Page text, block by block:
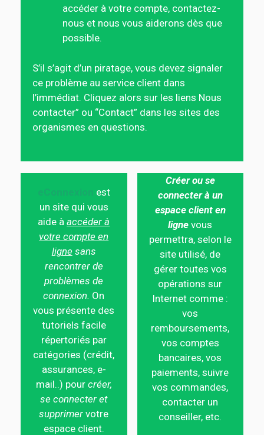
accéder à votre compte, contactez-
nous et nous vous aiderons dès que
possible.
S’il s’agit d’un piratage, vous devez signaler
ce problème au service client dans
l’immédiat. Cliquez alors sur les liens Nous
contacter” ou “Contact” dans les sites des
organismes en questions.
est
un site qui vous
aide àaccéder à
votre compte en
ligne sans
rencontrer de
problèmes de
connexion. On
vous présente des
tutoriels facile
répertoriés par
catégories (crédit,
assurances, e-
mail..) pour créer,
se connecter et
supprimer votre
espace client.
Créer ou se
connecter à un
espace client en
ligne vous
permettra, selon le
site utilisé, de
gérer toutes vos
opérations sur
Internet comme :
vos
remboursements,
vos comptes
bancaires, vos
paiements, suivre
vos commandes,
contacter un
conseiller, etc.